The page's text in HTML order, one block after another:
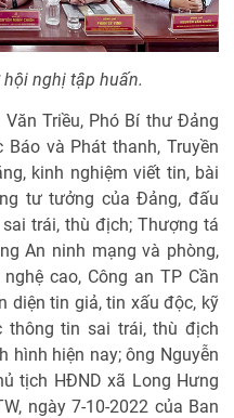
nghị tập huấn.
Triều, Phó Bí thư Đảng
và Phát thanh, Truyền
kinh nghiệm viết tin, bài
tư tưởng của Đảng, đấu
trái, thù địch; Thượng tá
An ninh mạng và phòng,
cao, Công an TP Cần
diện tin giả, tin xấu độc, kỹ
thông tin sai trái, thù địch
hình hiện nay;ông Nguyễn
tịch HĐND xã Long Hưng
ngày 7-10-2022 của Ban